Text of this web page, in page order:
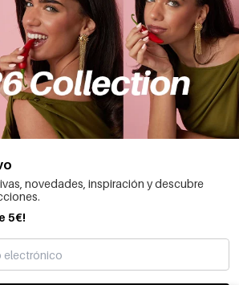
novedades, inspiración y descubre
5€!